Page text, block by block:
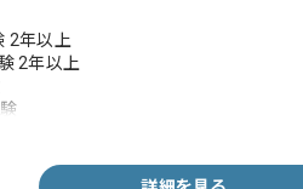
2年以上
2年以上